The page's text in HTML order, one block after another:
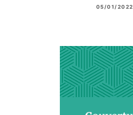
05/01/2022